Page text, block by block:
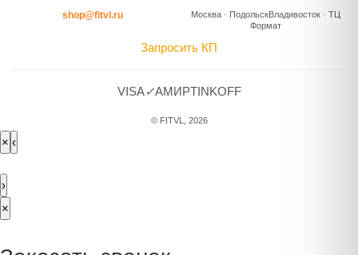
shop@fitvl.ru Москва · ПодольскВладивосток · ТЦ
Формат
Запросить КП
VISA✓AМИРTINKOFF
© FITVL, 2026
× ‹
›
×